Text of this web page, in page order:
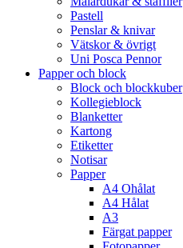
Pastell
Penslar & knivar
Vätskor & övrigt
Uni Posca Pennor
Papper och block
Block och blockkuber
Kollegieblock
Blanketter
Kartong
Etiketter
Notisar
Papper
A4 Ohålat
A4 Hålat
A3
Färgat papper